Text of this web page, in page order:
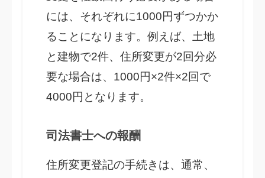
には、それぞれに1000円ずつかか
ることになります。例えば、土地
と建物で2件、住所変更が2回分必
要な場合は、1000円×2件×2回で
4000円となります。
司法書士への報酬
住所変更登記の手続きは、通常、